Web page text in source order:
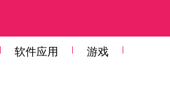
软件应用 游戏